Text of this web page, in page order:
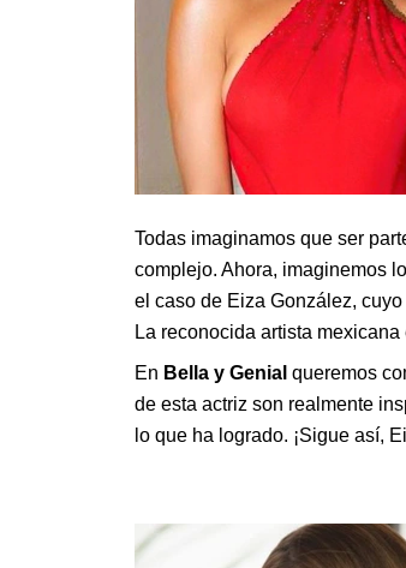
Todas imaginamos que ser
complejo. Ahora, imaginemos
el caso de Eiza González,
La reconocida artista
En Bella y Genial queremos
de esta actriz son realmente
lo que ha logrado. ¡Sigue así,